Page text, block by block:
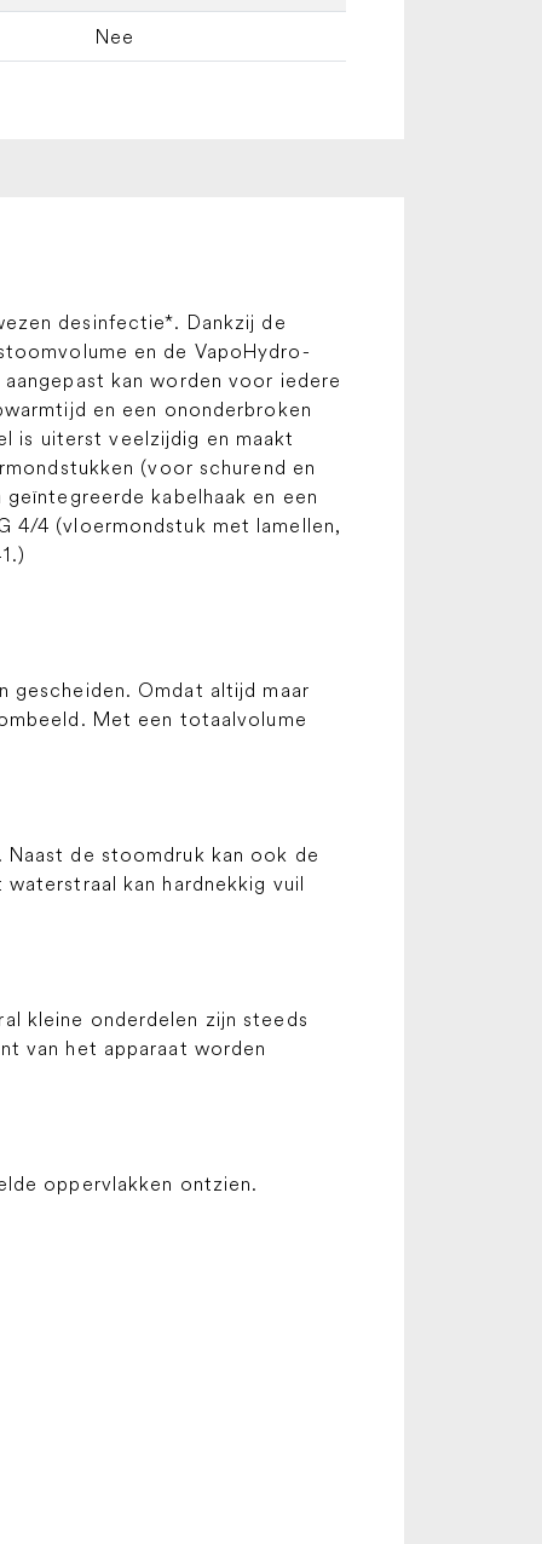
Nee
desinfectie*. Dankzij de
en de VapoHydro-
kan worden voor iedere
en een ononderbroken
is uiterst veelzijdig en maakt
(voor schurend en
kabelhaak en een
4/4 (vloermondstuk met lamellen,
gescheiden. Omdat altijd maar
Met een totaalvolume
de stoomdruk kan ook de
kan hardnekkig vuil
kleine onderdelen zijn steeds
van het apparaat worden
oppervlakken ontzien.